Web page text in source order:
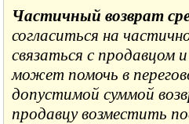
Частичный возврат
согласиться на
связаться с продавцом
может помочь в
допустимой суммой
продавцу возместить